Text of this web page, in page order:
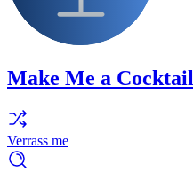
Make Me a Cocktail
Verrass me